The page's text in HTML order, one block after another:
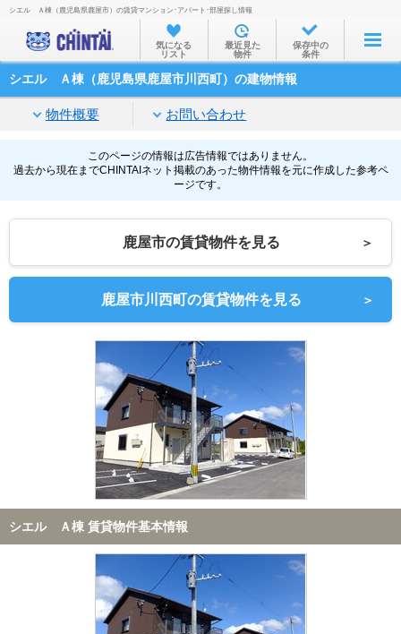
お部屋を探す
沿線・駅から
住所から
家賃相場から
通勤通学時間から
物件特集から
不動産会社から
TOP
シエル Ａ棟（鹿児島県鹿屋市）の賃貸マンション･アパート･部屋探し情報
気になる
リスト
最近見た
物件
保存中の
条件
シエル Ａ棟（鹿児島県鹿屋市川西町）の建物情報
物件概要 お問い合わせ
このページの情報は広告情報ではありません。
過去から現在までCHINTAIネット掲載のあった物件情報を元に作成した参考ペ
ージです。
鹿屋市の賃貸物件を見る ＞
鹿屋市川西町の賃貸物件を見る ＞
シエル Ａ棟 賃貸物件基本情報